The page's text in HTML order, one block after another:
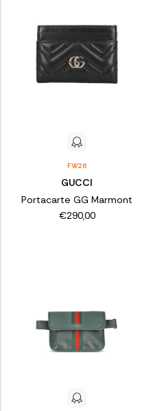
FW26
GUCCI
Portacarte GG Marmont
€290,00